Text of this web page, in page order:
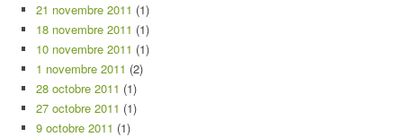
21 novembre 2011 (1)
18 novembre 2011 (1)
10 novembre 2011 (1)
1 novembre 2011 (2)
28 octobre 2011 (1)
27 octobre 2011 (1)
9 octobre 2011 (1)